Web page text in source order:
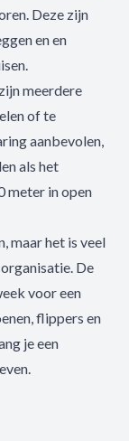
Deze zijn
en en
meerdere
of te
aanbevolen,
als het
meter in open
maar het is veel
De
voor een
flippers en
je een